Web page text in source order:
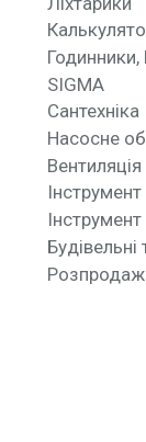
SIGMA
Сантехніка
Насосне
Вентиляція
Розпродаж